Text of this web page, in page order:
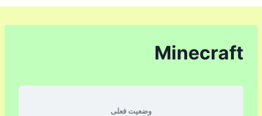
Minecraft
وضعیت فعلی